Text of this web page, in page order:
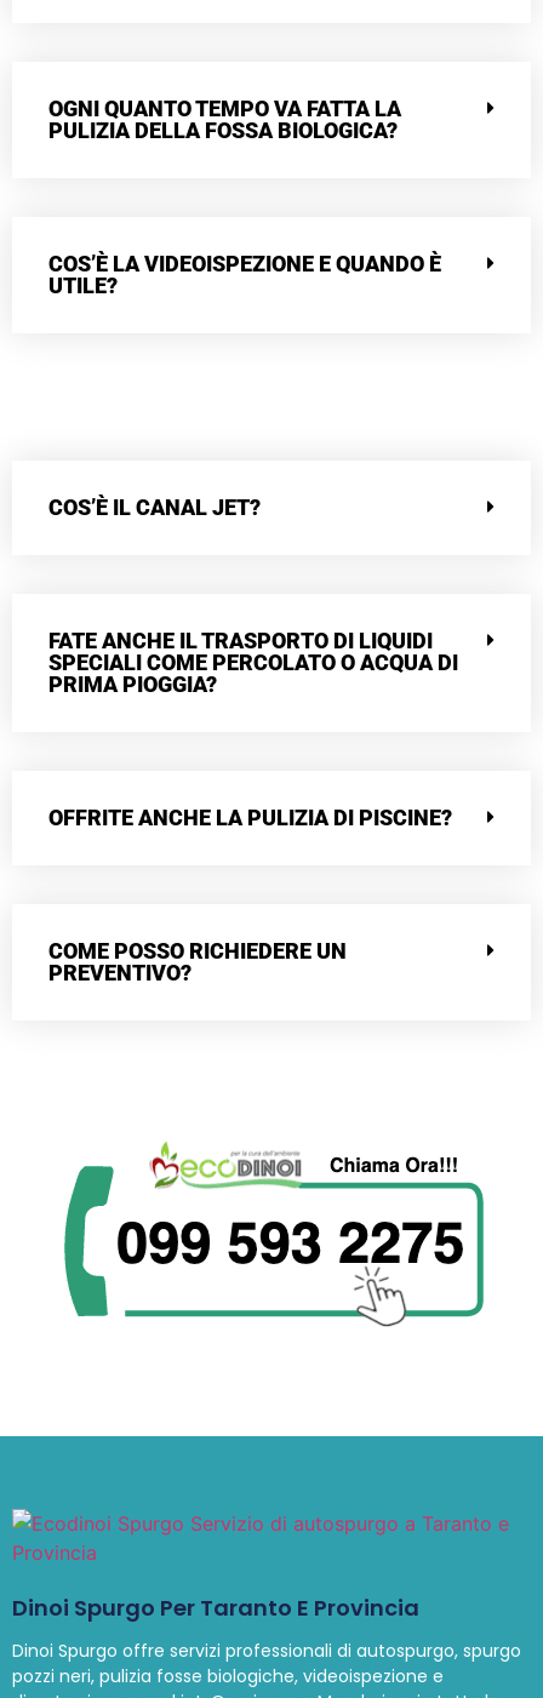
OGNI QUANTO TEMPO VA FATTA LA
PULIZIA DELLA FOSSA BIOLOGICA?
COS’È LA VIDEOISPEZIONE E QUANDO È
UTILE?
COS’È IL CANAL JET?
FATE ANCHE IL TRASPORTO DI LIQUIDI
SPECIALI COME PERCOLATO O ACQUA DI
PRIMA PIOGGIA?
OFFRITE ANCHE LA PULIZIA DI PISCINE?
COME POSSO RICHIEDERE UN
PREVENTIVO?
Dinoi Spurgo Per Taranto E Provincia
Dinoi Spurgo offre servizi professionali di autospurgo, spurgo
pozzi neri, pulizia fosse biologiche, videoispezione e